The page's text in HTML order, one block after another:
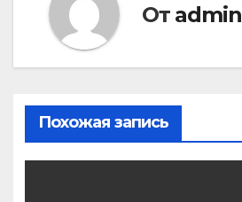
От admin
Похожая запись